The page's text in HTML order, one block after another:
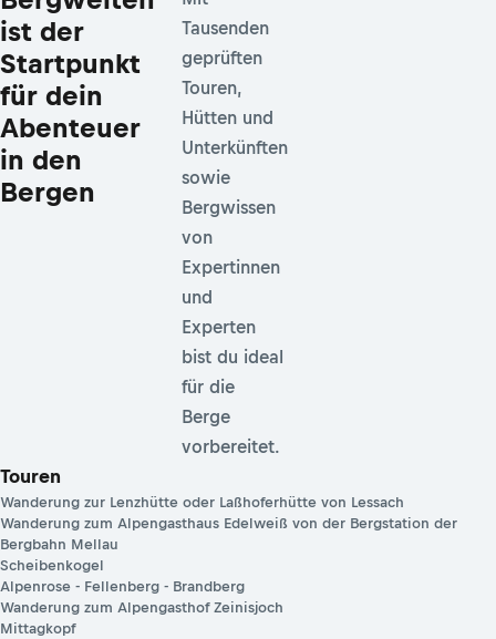
ist der
Startpunkt
für dein
Abenteuer
in den
Bergen
Tausenden
geprüften
Touren,
Hütten und
Unterkünften
sowie
Bergwissen
von
Expertinnen
und
Experten
bist du ideal
für die
Berge
vorbereitet.
Touren
Wanderung zur Lenzhütte oder Laßhoferhütte von Lessach
Wanderung zum Alpengasthaus Edelweiß von der Bergstation der
Bergbahn Mellau
Scheibenkogel
Alpenrose - Fellenberg - Brandberg
Wanderung zum Alpengasthof Zeinisjoch
Mittagkopf